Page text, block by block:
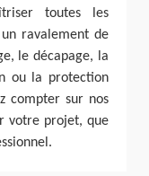
toutes les
ravalement de
le décapage, la
ou la protection
compter sur nos
votre projet, que